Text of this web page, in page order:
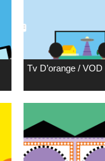
Tv D’orange / VOD